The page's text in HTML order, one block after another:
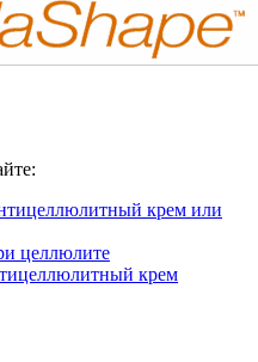
крем или
целлюлите
крем